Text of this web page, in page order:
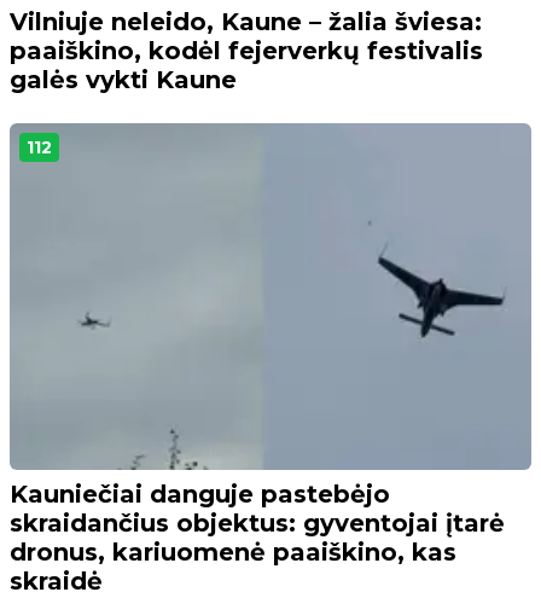
Vilniuje neleido, Kaune – žalia šviesa:
paaiškino, kodėl fejerverkų festivalis
galės vykti Kaune
112
Kauniečiai danguje pastebėjo
skraidančius objektus: gyventojai įtarė
dronus, kariuomenė paaiškino, kas
skraidė